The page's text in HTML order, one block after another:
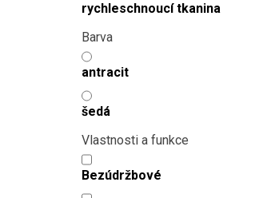
rychleschnoucí tkanina
Barva
antracit
šedá
Vlastnosti a funkce
Bezúdržbové